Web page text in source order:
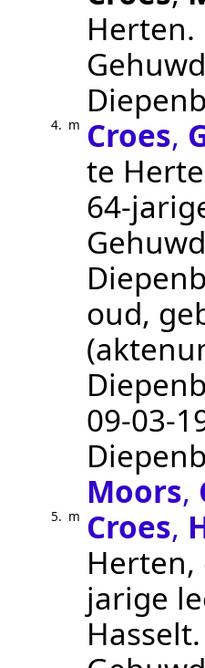
Herten.
4. m Croes,
te
64-
oud,
Moors,
5. m Croes,
Herten
jarige
Hasselt.